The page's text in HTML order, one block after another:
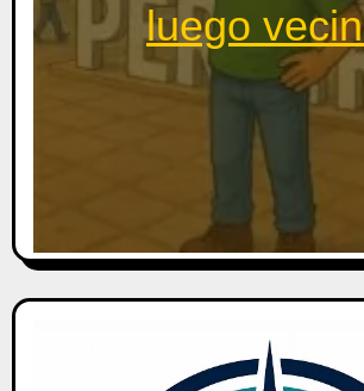
luego